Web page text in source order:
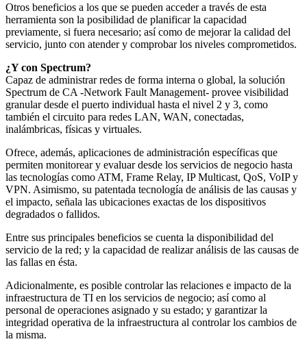
Otros beneficios a los que se pueden acceder a través de esta
herramienta son la posibilidad de planificar la capacidad
previamente, si fuera necesario; así como de mejorar la calidad del
servicio, junto con atender y comprobar los niveles comprometidos.
¿Y con Spectrum?
Capaz de administrar redes de forma interna o global, la solución
Spectrum de CA -Network Fault Management- provee visibilidad
granular desde el puerto individual hasta el nivel 2 y 3, como
también el circuito para redes LAN, WAN, conectadas,
inalámbricas, físicas y virtuales.
Ofrece, además, aplicaciones de administración específicas que
permiten monitorear y evaluar desde los servicios de negocio hasta
las tecnologías como ATM, Frame Relay, IP Multicast, QoS, VoIP y
VPN. Asimismo, su patentada tecnología de análisis de las causas y
el impacto, señala las ubicaciones exactas de los dispositivos
degradados o fallidos.
Entre sus principales beneficios se cuenta la disponibilidad del
servicio de la red; y la capacidad de realizar análisis de las causas de
las fallas en ésta.
Adicionalmente, es posible controlar las relaciones e impacto de la
infraestructura de TI en los servicios de negocio; así como al
personal de operaciones asignado y su estado; y garantizar la
integridad operativa de la infraestructura al controlar los cambios de
la misma.